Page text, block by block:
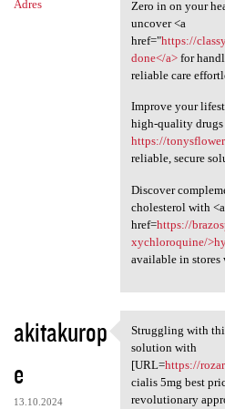
Adres
Zero in on your
uncover <a
href="https://
done</a>for
reliable care
Improve your
high-quality drugs
https://
reliable, secure
Discover
cholesterol with <a
href=https://
xychloroquine/
available in stores
akitakurop
e
13.10.2024
Struggling with
Struggling with
solution with
[URL=https://
cialis 5mg best
revolutionary